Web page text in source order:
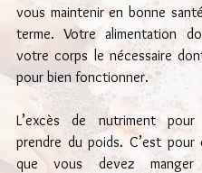
vous maintenir en bonne
terme. Votre alimentation
votre corps le nécessaire
pour bien fonctionner.
L’excès de nutriment
prendre du poids. C’est pour
que vous devez